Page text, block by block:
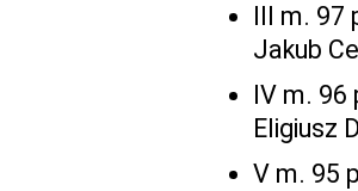
III m. 97
Jakub
IV m. 96
Eligiusz
V m. 95